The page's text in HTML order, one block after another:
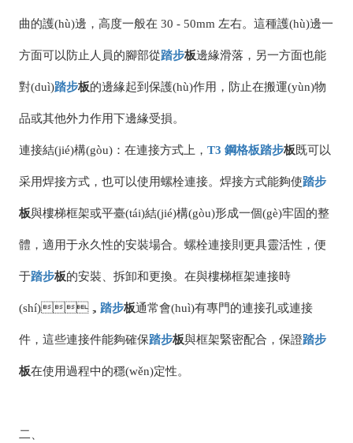
曲的護(hù)邊，高度一般在 30 - 50mm 左右。這種護(hù)邊一
方面可以防止人員的腳部從踏步板邊緣滑落，另一方面也能
對(duì)踏步板的邊緣起到保護(hù)作用，防止在搬運(yùn)物
品或其他外力作用下邊緣受損。
連接結(jié)構(gòu)：在連接方式上，T3 鋼格板踏步板既可以
采用焊接方式，也可以使用螺栓連接。焊接方式能夠使踏步
板與樓梯框架或平臺(tái)結(jié)構(gòu)形成一個(gè)牢固的整
體，適用于永久性的安裝場合。螺栓連接則更具靈活性，便
于踏步板的安裝、拆卸和更換。在與樓梯框架連接時
(shí)， 踏步板通常會(huì)有專門的連接孔或連接
件，這些連接件能夠確保踏步板與框架緊密配合，保證踏步
板在使用過程中的穩(wěn)定性。
二、